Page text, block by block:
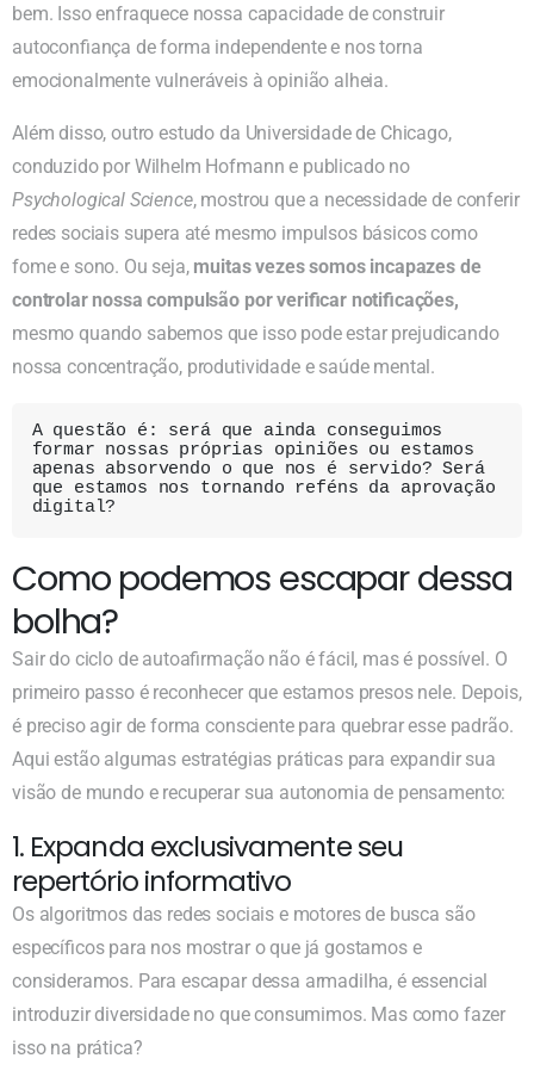
bem. Isso enfraquece nossa capacidade de construir
autoconfiança de forma independente e nos torna
emocionalmente vulneráveis à opinião alheia.
Além disso, outro estudo da Universidade de Chicago,
conduzido por Wilhelm Hofmann e publicado no
Psychological Science, mostrou que a necessidade de conferir
redes sociais supera até mesmo impulsos básicos como
fome e sono. Ou seja, muitas vezes somos incapazes de
controlar nossa compulsão por verificar notificações,
mesmo quando sabemos que isso pode estar prejudicando
nossa concentração, produtividade e saúde mental.
A questão é: será que ainda conseguimos
formar nossas próprias opiniões ou estamos
apenas absorvendo o que nos é servido? Será
que estamos nos tornando reféns da aprovação
digital?
Como podemos escapar dessa
bolha?
Sair do ciclo de autoafirmação não é fácil, mas é possível. O
primeiro passo é reconhecer que estamos presos nele. Depois,
é preciso agir de forma consciente para quebrar esse padrão.
Aqui estão algumas estratégias práticas para expandir sua
visão de mundo e recuperar sua autonomia de pensamento:
1. Expanda exclusivamente seu
repertório informativo
Os algoritmos das redes sociais e motores de busca são
específicos para nos mostrar o que já gostamos e
consideramos. Para escapar dessa armadilha, é essencial
introduzir diversidade no que consumimos. Mas como fazer
isso na prática?